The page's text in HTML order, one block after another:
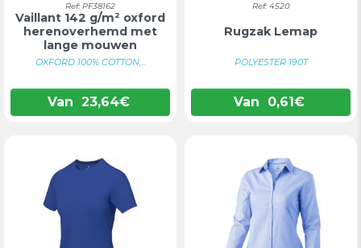
Ref: PF38162
Vaillant 142 g/m² oxford
herenoverhemd met
lange mouwen
OXFORD 100% COTTON,...
Van 23,64€
Ref: 4520
Rugzak Lemap
POLYESTER 190T
Van 0,61€